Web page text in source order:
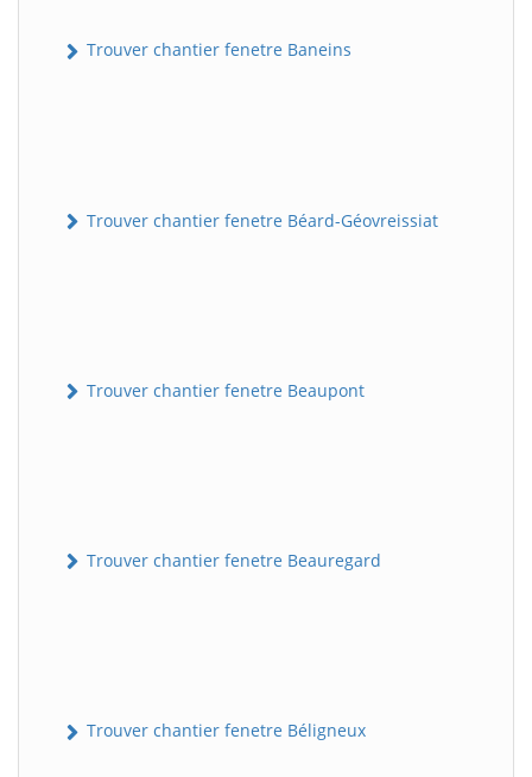
Trouver chantier fenetre Baneins
Trouver chantier fenetre Béard-Géovreissiat
Trouver chantier fenetre Beaupont
Trouver chantier fenetre Beauregard
Trouver chantier fenetre Béligneux